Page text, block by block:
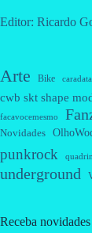
Editor: Ricardo
Arte Bike
cwb skt shape
facavocemesmo
Novidades
punkrock
underground
Receba